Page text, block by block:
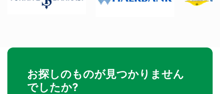
お探しのものが見つかりません
でしたか?